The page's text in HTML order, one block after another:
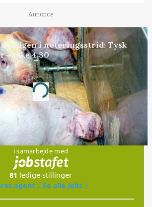
Annonce
slår igen i noteringsstrid: Tysk
– ikke 4,30
Annonce
Loading...
Jobs
i samarbejde med
81 ledige stillinger
agent
Se alle jobs